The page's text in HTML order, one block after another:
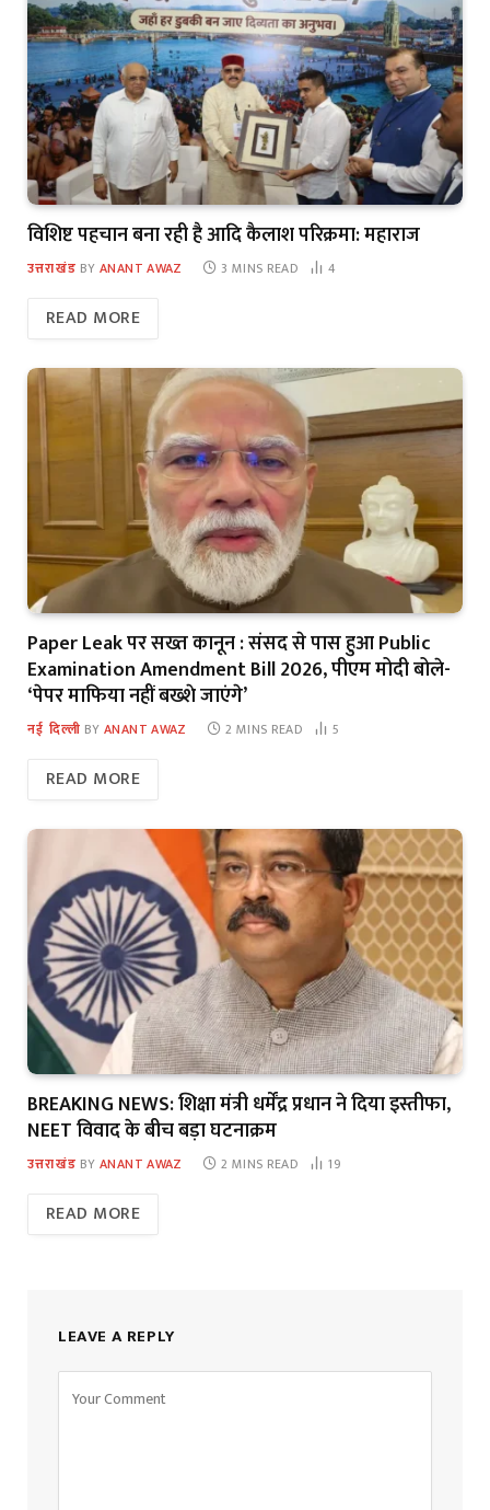
विशिष्ट पहचान बना रही है आदि कैलाश परिक्रमा: महाराज
उत्तराखंड BY ANANT AWAZ 3 MINS READ 4
READ MORE
Paper Leak पर सख्त कानून : संसद से पास हुआ Public
Examination Amendment Bill 2026, पीएम मोदी बोले-
‘पेपर माफिया नहीं बख्शे जाएंगे’
नई दिल्ली BY ANANT AWAZ 2 MINS READ 5
READ MORE
BREAKING NEWS: शिक्षा मंत्री धर्मेंद्र प्रधान ने दिया इस्तीफा,
NEET विवाद के बीच बड़ा घटनाक्रम
उत्तराखंड BY ANANT AWAZ 2 MINS READ 19
READ MORE
LEAVE A REPLY